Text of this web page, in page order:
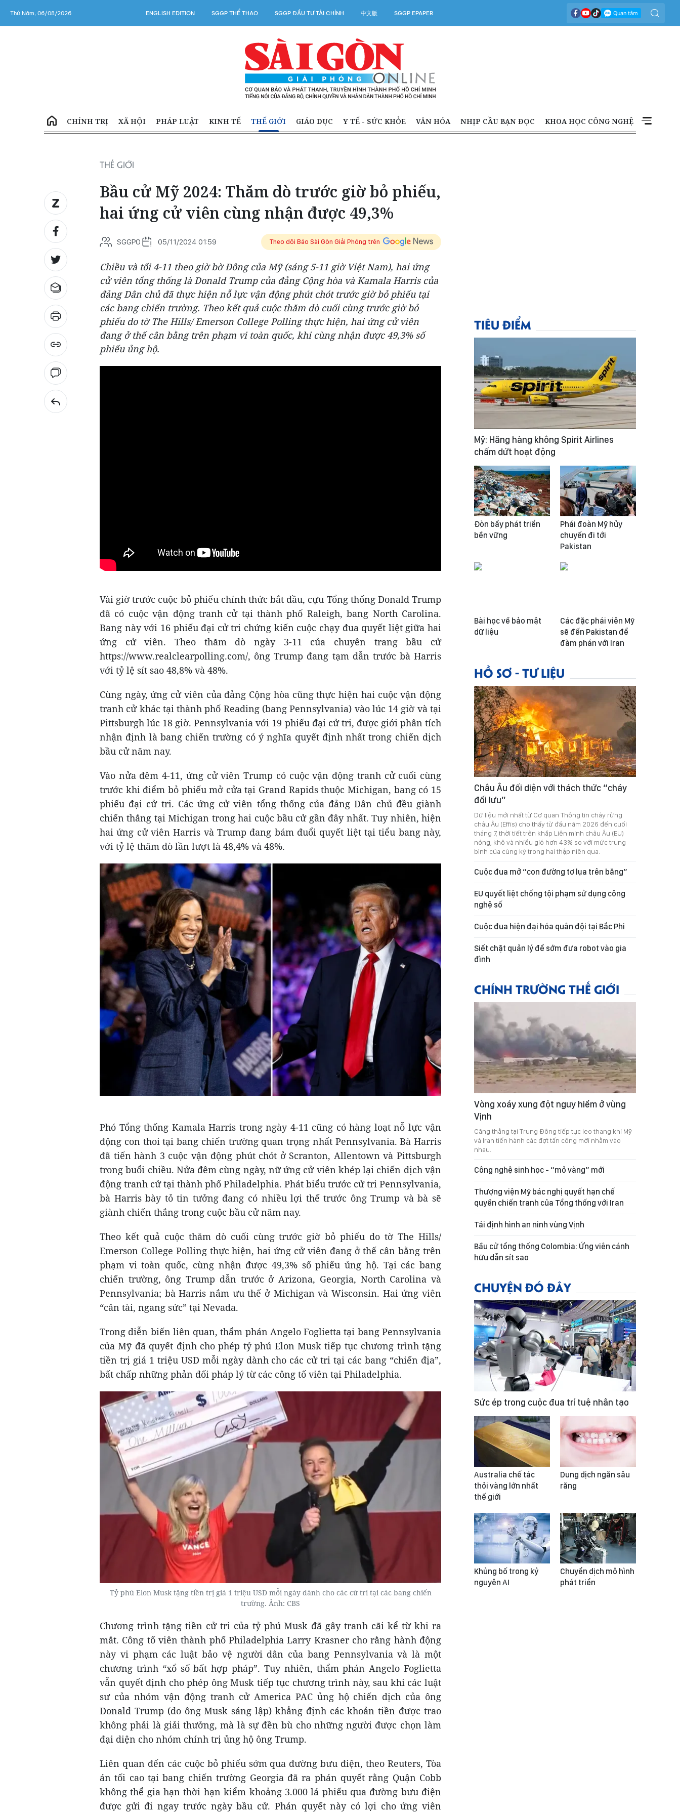
Thứ Năm, 06/08/2026 ENGLISH EDITION SGGP THỂ THAO SGGP ĐẦU TƯ TÀI CHÍNH 中文版 SGGP EPAPER
CHÍNH TRỊ XÃ HỘI PHÁP LUẬT KINH TẾ THẾ GIỚI GIÁO DỤC Y TẾ - SỨC KHỎE VĂN HÓA NHỊP CẦU BẠN ĐỌC KHOA HỌC CÔNG NGHỆ
THẾ GIỚI
Bầu cử Mỹ 2024: Thăm dò trước giờ bỏ phiếu,
hai ứng cử viên cùng nhận được 49,3%
SGGPO 05/11/2024 01:59 Theo dõi Báo Sài Gòn Giải Phóng trên
Chiều và tối 4-11 theo giờ bờ Đông của Mỹ (sáng 5-11 giờ Việt Nam), hai ứng
cử viên tổng thống là Donald Trump của đảng Cộng hòa và Kamala Harris của
đảng Dân chủ đã thực hiện nỗ lực vận động phút chót trước giờ bỏ phiếu tại
các bang chiến trường. Theo kết quả cuộc thăm dò cuối cùng trước giờ bỏ
phiếu do tờ The Hills/ Emerson College Polling thực hiện, hai ứng cử viên
đang ở thế cân bằng trên phạm vi toàn quốc, khi cùng nhận được 49,3% số
phiếu ủng hộ.
Vài giờ trước cuộc bỏ phiếu chính thức bắt đầu, cựu Tổng thống Donald Trump
đã có cuộc vận động tranh cử tại thành phố Raleigh, bang North Carolina.
Bang này với 16 phiếu đại cử tri chứng kiến cuộc chạy đua quyết liệt giữa hai
ứng cử viên. Theo thăm dò ngày 3-11 của chuyên trang bầu cử
https://www.realclearpolling.com/, ông Trump đang tạm dẫn trước bà Harris
với tỷ lệ sít sao 48,8% và 48%.
Cùng ngày, ứng cử viên của đảng Cộng hòa cũng thực hiện hai cuộc vận động
tranh cử khác tại thành phố Reading (bang Pennsylvania) vào lúc 14 giờ và tại
Pittsburgh lúc 18 giờ. Pennsylvania với 19 phiếu đại cử tri, được giới phân tích
nhận định là bang chiến trường có ý nghĩa quyết định nhất trong chiến dịch
bầu cử năm nay.
Vào nửa đêm 4-11, ứng cử viên Trump có cuộc vận động tranh cử cuối cùng
trước khi điểm bỏ phiếu mở cửa tại Grand Rapids thuộc Michigan, bang có 15
phiếu đại cử tri. Các ứng cử viên tổng thống của đảng Dân chủ đều giành
chiến thắng tại Michigan trong hai cuộc bầu cử gần đây nhất. Tuy nhiên, hiện
hai ứng cử viên Harris và Trump đang bám đuổi quyết liệt tại tiểu bang này,
với tỷ lệ thăm dò lần lượt là 48,4% và 48%.
Phó Tổng thống Kamala Harris trong ngày 4-11 cũng có hàng loạt nỗ lực vận
động con thoi tại bang chiến trường quan trọng nhất Pennsylvania. Bà Harris
đã tiến hành 3 cuộc vận động phút chót ở Scranton, Allentown và Pittsburgh
trong buổi chiều. Nửa đêm cùng ngày, nữ ứng cử viên khép lại chiến dịch vận
động tranh cử tại thành phố Philadelphia. Phát biểu trước cử tri Pennsylvania,
bà Harris bày tỏ tin tưởng đang có nhiều lợi thế trước ông Trump và bà sẽ
giành chiến thắng trong cuộc bầu cử năm nay.
Theo kết quả cuộc thăm dò cuối cùng trước giờ bỏ phiếu do tờ The Hills/
Emerson College Polling thực hiện, hai ứng cử viên đang ở thế cân bằng trên
phạm vi toàn quốc, cùng nhận được 49,3% số phiếu ủng hộ. Tại các bang
chiến trường, ông Trump dẫn trước ở Arizona, Georgia, North Carolina và
Pennsylvania; bà Harris nắm ưu thế ở Michigan và Wisconsin. Hai ứng viên
“cân tài, ngang sức” tại Nevada.
Trong diễn biến liên quan, thẩm phán Angelo Foglietta tại bang Pennsylvania
của Mỹ đã quyết định cho phép tỷ phú Elon Musk tiếp tục chương trình tặng
tiền trị giá 1 triệu USD mỗi ngày dành cho các cử tri tại các bang “chiến địa”,
bất chấp những phản đối pháp lý từ các công tố viên tại Philadelphia.
Tỷ phú Elon Musk tặng tiền trị giá 1 triệu USD mỗi ngày dành cho các cử tri tại các bang chiến
trường. Ảnh: CBS
Chương trình tặng tiền cử tri của tỷ phú Musk đã gây tranh cãi kể từ khi ra
mắt. Công tố viên thành phố Philadelphia Larry Krasner cho rằng hành động
này vi phạm các luật bảo vệ người dân của bang Pennsylvania và là một
chương trình “xổ số bất hợp pháp”. Tuy nhiên, thẩm phán Angelo Foglietta
vẫn quyết định cho phép ông Musk tiếp tục chương trình này, sau khi các luật
sư của nhóm vận động tranh cử America PAC ủng hộ chiến dịch của ông
Donald Trump (do ông Musk sáng lập) khẳng định các khoản tiền được trao
không phải là giải thưởng, mà là sự đền bù cho những người được chọn làm
đại diện cho nhóm chính trị ủng hộ ông Trump.
Liên quan đến các cuộc bỏ phiếu sớm qua đường bưu điện, theo Reuters, Tòa
án tối cao tại bang chiến trường Georgia đã ra phán quyết rằng Quận Cobb
không thể gia hạn thời hạn kiểm khoảng 3.000 lá phiếu qua đường bưu điện
được gửi đi ngay trước ngày bầu cử. Phán quyết này có lợi cho ứng viên
TIÊU ĐIỂM
Mỹ: Hãng hàng không Spirit Airlines
chấm dứt hoạt động
Đòn bẩy phát triển
bền vững
Phái đoàn Mỹ hủy
chuyến đi tới
Pakistan
Bài học về bảo mật
dữ liệu
Các đặc phái viên Mỹ
sẽ đến Pakistan để
đàm phán với Iran
HỒ SƠ - TƯ LIỆU
Châu Âu đối diện với thách thức “cháy
đối lưu”
Dữ liệu mới nhất từ Cơ quan Thông tin cháy rừng
châu Âu (Effis) cho thấy từ đầu năm 2026 đến cuối
tháng 7, thời tiết trên khắp Liên minh châu Âu (EU)
nóng, khô và nhiều gió hơn 43% so với mức trung
bình của cùng kỳ trong hai thập niên qua.
Cuộc đua mở “con đường tơ lụa trên băng”
EU quyết liệt chống tội phạm sử dụng công
nghệ số
Cuộc đua hiện đại hóa quân đội tại Bắc Phi
Siết chặt quản lý để sớm đưa robot vào gia
đình
CHÍNH TRƯỜNG THẾ GIỚI
Vòng xoáy xung đột nguy hiểm ở vùng
Vịnh
Căng thẳng tại Trung Đông tiếp tục leo thang khi Mỹ
và Iran tiến hành các đợt tấn công mới nhằm vào
nhau.
Công nghệ sinh học - “mỏ vàng” mới
Thượng viện Mỹ bác nghị quyết hạn chế
quyền chiến tranh của Tổng thống với Iran
Tái định hình an ninh vùng Vịnh
Bầu cử tổng thống Colombia: Ứng viên cánh
hữu dẫn sít sao
CHUYỆN ĐÓ ĐÂY
Sức ép trong cuộc đua trí tuệ nhân tạo
Australia chế tác
thỏi vàng lớn nhất
thế giới
Dung dịch ngăn sâu
răng
Khủng bố trong kỷ
nguyên AI
Chuyển dịch mô hình
phát triển